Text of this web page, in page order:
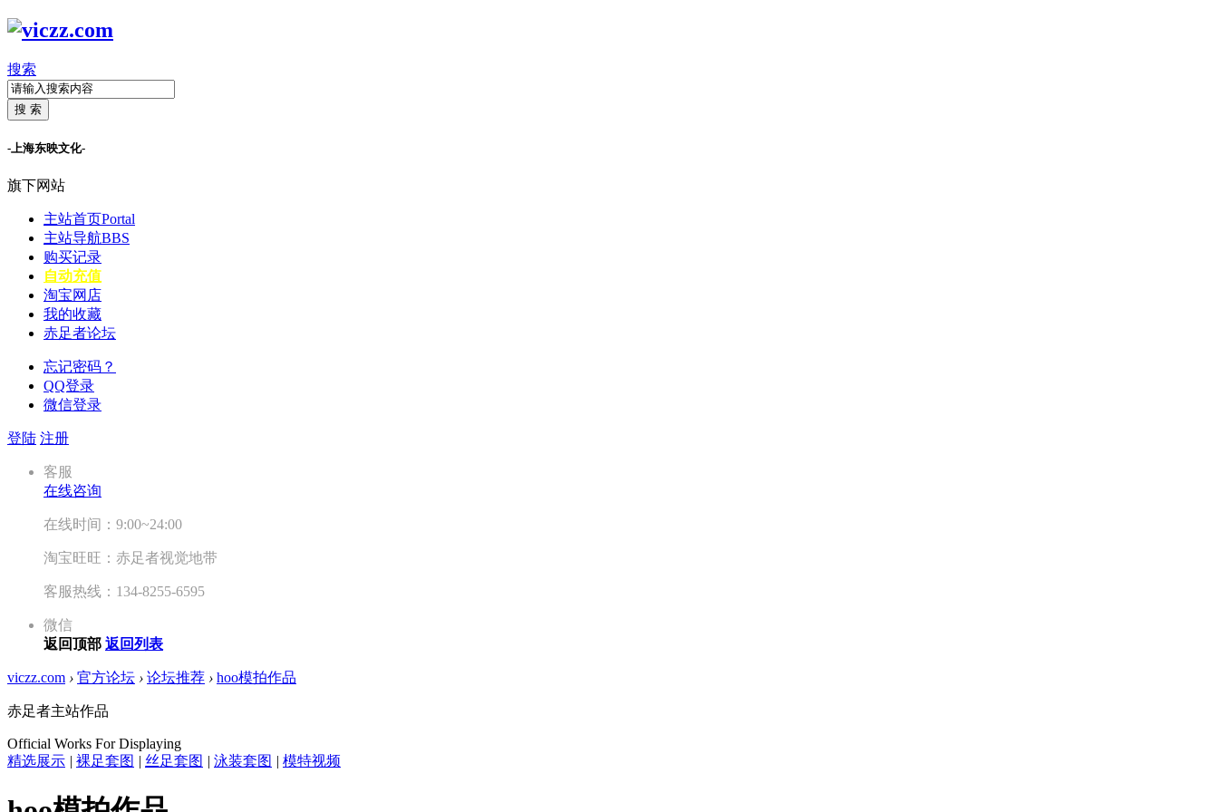
搜索
搜 索
-上海东映文化-
旗下网站
主站首页Portal
主站导航BBS
购买记录
自动充值
淘宝网店
我的收藏
赤足者论坛
忘记密码？
QQ登录
微信登录
登陆 注册
客服
在线咨询
在线时间：9:00~24:00
淘宝旺旺：赤足者视觉地带
客服热线：134-8255-6595
微信
返回顶部 返回列表
viczz.com › 官方论坛 › 论坛推荐 › hoo模拍作品
赤足者主站作品
Official Works For Displaying
精选展示 | 裸足套图 | 丝足套图 | 泳装套图 | 模特视频